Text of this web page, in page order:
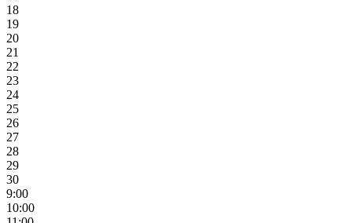
18
19
20
21
22
23
24
25
26
27
28
29
30
9:00
10:00